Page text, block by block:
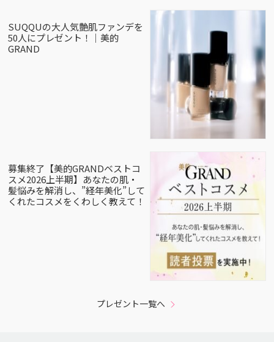
SUQQUの大人気艶肌ファンデを
50人にプレゼント！｜美的
GRAND
募集終了【美的GRANDベストコ
スメ2026上半期】あなたの肌・
髪悩みを解消し、”経年美化”して
くれたコスメをくわしく教えて！
プレゼント一覧へ